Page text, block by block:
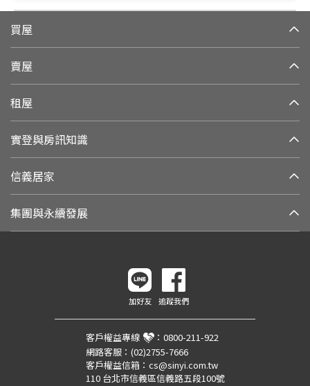
買屋
賣屋
租屋
實登與房訊知識
信義居家
集團與永續發展
加好友 追蹤我們
客戶權益專線 ： 0800-211-922
網路客服： (02)2755-7666
客戶權益信箱： cs@sinyi.com.tw
110 台北市信義區信義路五段100號